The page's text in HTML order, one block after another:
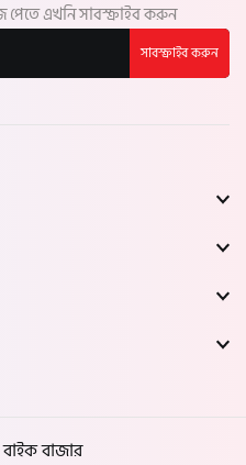
এখনি সাবস্ক্রাইব করুন
সাবস্ক্রাইব করুন
বাজার